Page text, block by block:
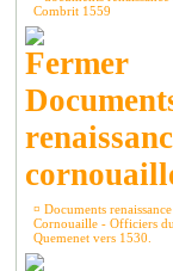
Combrit 1559
¤ Documents renaissance
Cornouaille - Officiers du
Quemenet vers 1530.